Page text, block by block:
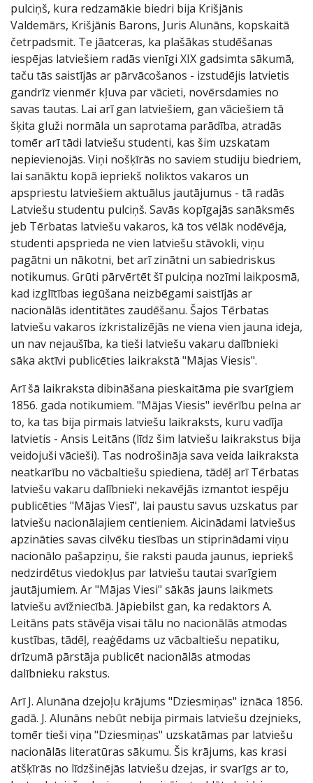
pulciņš, kura redzamākie biedri bija Krišjānis
Valdemārs, Krišjānis Barons, Juris Alunāns, kopskaitā
četrpadsmit. Te jāatceras, ka plašākas studēšanas
iespējas latviešiem radās vienīgi XIX gadsimta sākumā,
taču tās saistījās ar pārvācošanos - izstudējis latvietis
gandrīz vienmēr kļuva par vācieti, novērsdamies no
savas tautas. Lai arī gan latviešiem, gan vāciešiem tā
šķita gluži normāla un saprotama parādība, atradās
tomēr arī tādi latviešu studenti, kas šim uzskatam
nepievienojās. Viņi nošķīrās no saviem studiju biedriem,
lai sanāktu kopā iepriekš noliktos vakaros un
apspriestu latviešiem aktuālus jautājumus - tā radās
Latviešu studentu pulciņš. Savās kopīgajās sanāksmēs
jeb Tērbatas latviešu vakaros, kā tos vēlāk nodēvēja,
studenti apsprieda ne vien latviešu stāvokli, viņu
pagātni un nākotni, bet arī zinātni un sabiedriskus
notikumus. Grūti pārvērtēt šī pulciņa nozīmi laikposmā,
kad izglītības iegūšana neizbēgami saistījās ar
nacionālās identitātes zaudēšanu. Šajos Tērbatas
latviešu vakaros izkristalizējās ne viena vien jauna ideja,
un nav nejaušība, ka tieši latviešu vakaru dalībnieki
sāka aktīvi publicēties laikrakstā "Mājas Viesis".
Arī šā laikraksta dibināšana pieskaitāma pie svarīgiem
1856. gada notikumiem. "Mājas Viesis" ievērību pelna ar
to, ka tas bija pirmais latviešu laikraksts, kuru vadīja
latvietis - Ansis Leitāns (līdz šim latviešu laikrakstus bija
veidojuši vācieši). Tas nodrošināja sava veida laikraksta
neatkarību no vācbaltiešu spiediena, tādēļ arī Tērbatas
latviešu vakaru dalībnieki nekavējās izmantot iespēju
publicēties "Mājas Viesī", lai paustu savus uzskatus par
latviešu nacionālajiem centieniem. Aicinādami latviešus
apzināties savas cilvēku tiesības un stiprinādami viņu
nacionālo pašapziņu, šie raksti pauda jaunus, iepriekš
nedzirdētus viedokļus par latviešu tautai svarīgiem
jautājumiem. Ar "Mājas Viesi" sākās jauns laikmets
latviešu avīžniecībā. Jāpiebilst gan, ka redaktors A.
Leitāns pats stāvēja visai tālu no nacionālās atmodas
kustības, tādēļ, reaģēdams uz vācbaltiešu nepatiku,
drīzumā pārstāja publicēt nacionālās atmodas
dalībnieku rakstus.
Arī J. Alunāna dzejoļu krājums "Dziesmiņas" iznāca 1856.
gadā. J. Alunāns nebūt nebija pirmais latviešu dzejnieks,
tomēr tieši viņa "Dziesmiņas" uzskatāmas par latviešu
nacionālās literatūras sākumu. Šis krājums, kas krasi
atšķīrās no līdzšinējās latviešu dzejas, ir svarīgs ar to,